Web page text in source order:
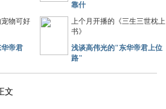
靠什
物可好
帝君
上个月开播的《三生三世枕上
书》
浅谈高伟光的"东华帝君上位
路"
文